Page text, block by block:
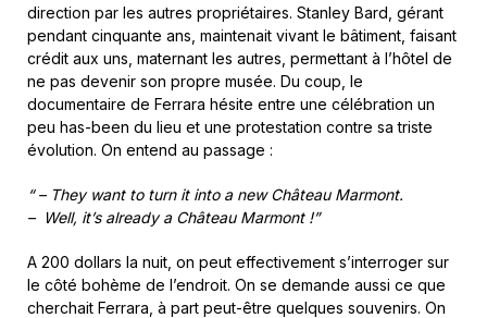
direction par les autres propriétaires. Stanley Bard, gérant
pendant cinquante ans, maintenait vivant le bâtiment, faisant
crédit aux uns, maternant les autres, permettant à l’hôtel de
ne pas devenir son propre musée. Du coup, le
documentaire de Ferrara hésite entre une célébration un
peu has-been du lieu et une protestation contre sa triste
évolution. On entend au passage :
“ – They want to turn it into a new Château Marmont.
– Well, it’s already a Château Marmont !”
A 200 dollars la nuit, on peut effectivement s’interroger sur
le côté bohème de l’endroit. On se demande aussi ce que
cherchait Ferrara, à part peut-être quelques souvenirs. On